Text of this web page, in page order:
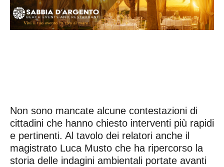
Non sono mancate alcune contestazioni di
cittadini che hanno chiesto interventi più rapidi
e pertinenti. Al tavolo dei relatori anche il
magistrato Luca Musto che ha ripercorso la
storia delle indagini ambientali portate avanti